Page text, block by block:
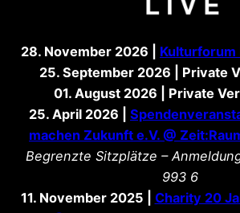
28. November 2026 | Kulturforum
25. September 2026 | Private
01. August 2026 | Private
25. April 2026 |
machen Zukunft e.V. @
Begrenzte Sitzplätze –
993 6
11. November 2025 | Charity 20